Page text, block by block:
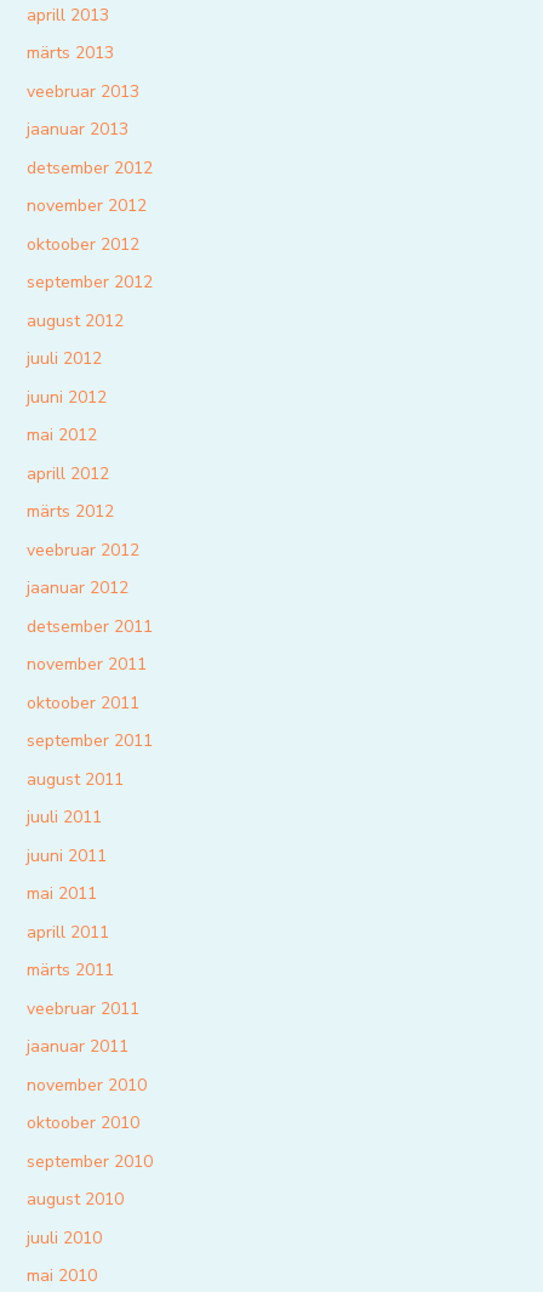
aprill 2013
märts 2013
veebruar 2013
jaanuar 2013
detsember 2012
november 2012
oktoober 2012
september 2012
august 2012
juuli 2012
juuni 2012
mai 2012
aprill 2012
märts 2012
veebruar 2012
jaanuar 2012
detsember 2011
november 2011
oktoober 2011
september 2011
august 2011
juuli 2011
juuni 2011
mai 2011
aprill 2011
märts 2011
veebruar 2011
jaanuar 2011
november 2010
oktoober 2010
september 2010
august 2010
juuli 2010
mai 2010